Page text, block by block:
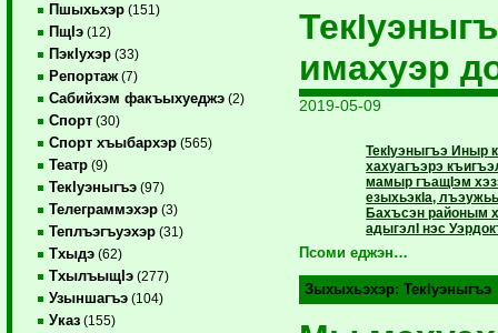
Пшыхьхэр (151)
ПщIэ (12)
ПэкIухэр (33)
Репортаж (7)
Сабийхэм факъыхуеджэ (2)
Спорт (30)
Спорт хъыбархэр (565)
Театр (9)
ТекIуэныгъэ (97)
Телеграммэхэр (3)
Теплъэгъуэхэр (31)
Тхыдэ (62)
ТхылъыщIэ (277)
Узыншагъэ (104)
Указ (155)
имахуэр
2019-05-09
ТекIуэныгъэ Иныр
хахуагъэрэ
мамыр гъащIэм
езыхьэкIа,
Бахъсэн районым
адыгэлI нэс
Псоми еджэн…
Зыхыхьэхэр:ТекIуэныгъэ